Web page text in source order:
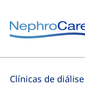
Europe
Czech Republic
Clínicas de diálise